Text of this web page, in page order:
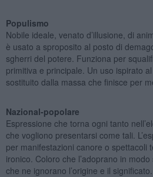
Populismo
Nobile ideale, venato d’illusione, di
è usato a sproposito al posto di
sgherri del potere. Funziona per
primitiva e principale. Un uso ispirato
sostituito dalla massa che finisce per
Nazional-popolare
Espressione che torna ogni tanto
che vogliono presentarsi come tali.
per manifestazioni canore o spettacoli
ironico. Coloro che l’adoprano in
che ne ignorano l’origine e il significato.